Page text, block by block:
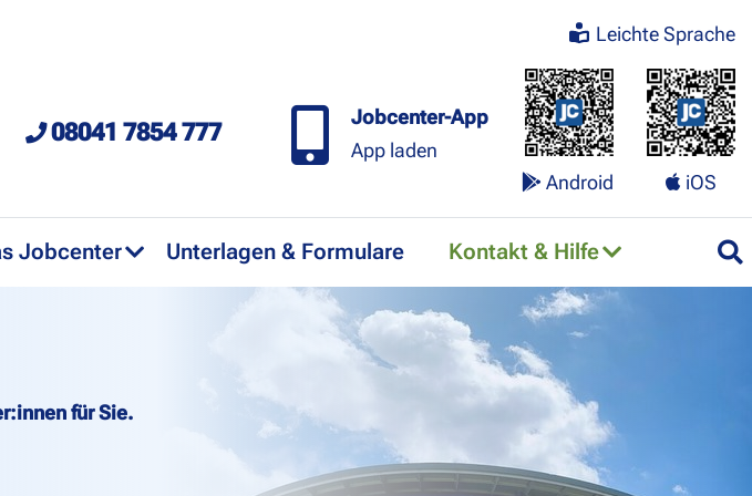
08041 7854 777
Leichte Sprache
Jobcenter-App
App laden
Android
iOS
Jobcenter Unterlagen & Formulare Kontakt & Hilfe
für Sie.